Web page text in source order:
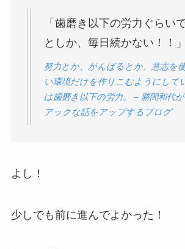
「歯磨き以下の労力ぐらい
としか、毎日続かない！！」
努力とか、がんばるとか、意志を
い環境だけを作りこむようにして
は歯磨き以下の労力。 – 勝間和代
アックな話をアップするブログ
よし！
少しでも前に進んでよかった！